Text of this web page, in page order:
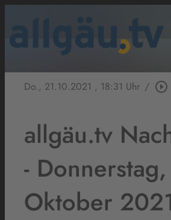
Do., 21.10.2021 , 18:31 Uhr / play_circle_outline
allgäu.tv
-
Oktober